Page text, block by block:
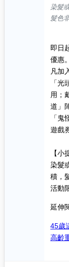
染髮
髮色
即日
優惠。
凡加
「
用；
道」
「
遊戲
【小
染髮
積，
活動
延伸
45歲
高齡